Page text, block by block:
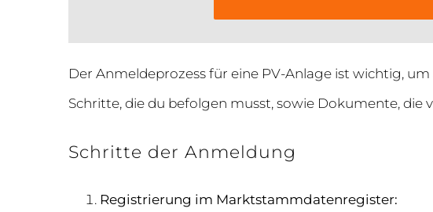
Der Anmeldeprozess für eine PV-Anlage ist wichtig,
Schritte, die du befolgen musst, sowie Dokumente,
Schritte der Anmeldung
Registrierung im Marktstammdatenregister: